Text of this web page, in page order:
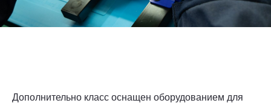
Дополнительно класс оснащен оборудованием для